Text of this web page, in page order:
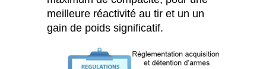
meilleure réactivité au tir et un un
gain de poids significatif.